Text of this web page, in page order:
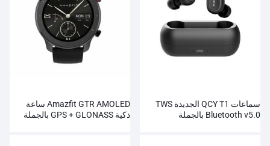
سماعات QCY T1 الجديدة TWS
Bluetooth v5.0 بالجملة
Amazfit GTR AMOLED ساعة
ذكية GPS + GLONASS بالجملة